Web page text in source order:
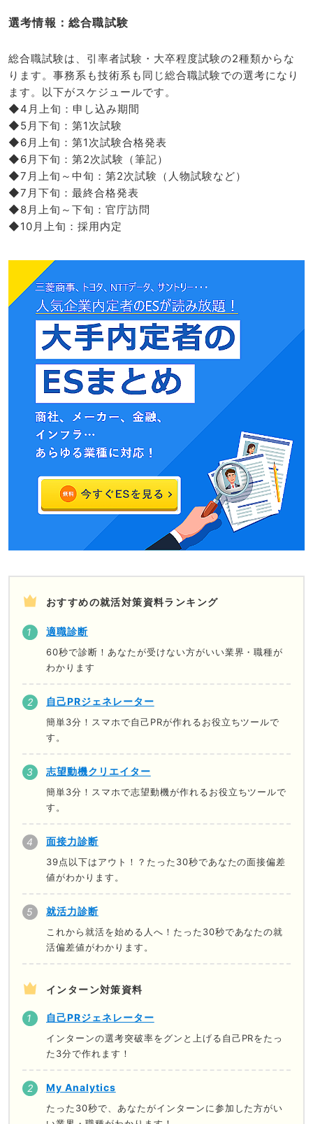
選考情報：総合職試験
総合職試験は、引率者試験・大卒程度試験の2種類からな
ります。事務系も技術系も同じ総合職試験での選考になり
ます。以下がスケジュールです。
◆4月上旬：申し込み期間
◆5月下旬：第1次試験
◆6月上旬：第1次試験合格発表
◆6月下旬：第2次試験（筆記）
◆7月上旬～中旬：第2次試験（人物試験など）
◆7月下旬：最終合格発表
◆8月上旬～下旬：官庁訪問
◆10月上旬：採用内定
おすすめの就活対策資料ランキング
適職診断
60秒で診断！あなたが受けない方がいい業界・職種が
わかります
自己PRジェネレーター
簡単3分！スマホで自己PRが作れるお役立ちツールで
す。
志望動機クリエイター
簡単3分！スマホで志望動機が作れるお役立ちツールで
す。
面接力診断
39点以下はアウト！？たった30秒であなたの面接偏差
値がわかります。
就活力診断
これから就活を始める人へ！たった30秒であなたの就
活偏差値がわかります。
インターン対策資料
自己PRジェネレーター
インターンの選考突破率をグンと上げる自己PRをたっ
た3分で作れます！
My Analytics
たった30秒で、あなたがインターンに参加した方がい